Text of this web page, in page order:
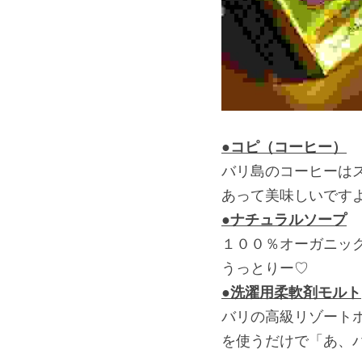
●コピ（コーヒー）
バリ島のコーヒーは
あって美味しいです
●ナチュラルソープ
１００％オーガニッ
うっとりー♡
●洗濯用柔軟剤モルト
バリの高級リゾート
を使うだけで「あ、